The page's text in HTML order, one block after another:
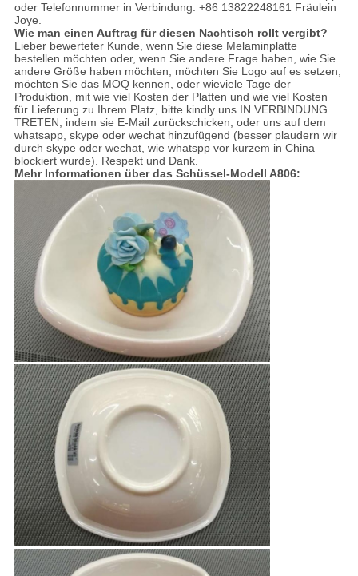
oder Telefonnummer in Verbindung: +86 13822248161 Fräulein
Joye.
Wie man einen Auftrag für diesen Nachtisch rollt vergibt?
Lieber bewerteter Kunde, wenn Sie diese Melaminplatte
bestellen möchten oder, wenn Sie andere Frage haben, wie Sie
andere Größe haben möchten, möchten Sie Logo auf es setzen,
möchten Sie das MOQ kennen, oder wieviele Tage der
Produktion, mit wie viel Kosten der Platten und wie viel Kosten
für Lieferung zu Ihrem Platz, bitte kindly uns IN VERBINDUNG
TRETEN, indem sie E-Mail zurückschicken, oder uns auf dem
whatsapp, skype oder wechat hinzufügend (besser plaudern wir
durch skype oder wechat, wie whatspp vor kurzem in China
blockiert wurde). Respekt und Dank.
Mehr Informationen über das Schüssel-Modell A806: